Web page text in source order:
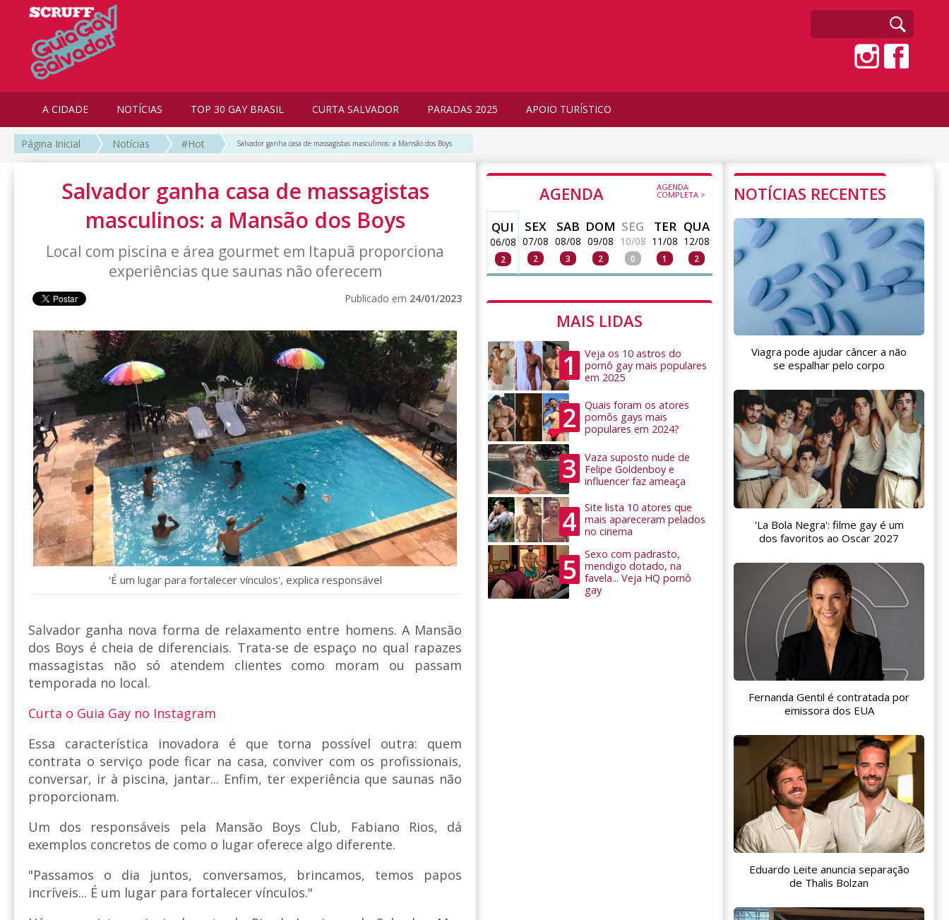
A CIDADE NOTÍCIAS TOP 30 GAY BRASIL CURTA SALVADOR PARADAS 2025 APOIO TURÍSTICO
Página Inicial Notícias #Hot Salvador ganha casa de massagistas masculinos: a Mansão dos Boys
Salvador ganha casa de massagistas
masculinos: a Mansão dos Boys
Local com piscina e área gourmet em Itapuã proporciona
experiências que saunas não oferecem
Publicado em 24/01/2023
'É um lugar para fortalecer vínculos', explica responsável
Salvador ganha nova forma de relaxamento entre homens. A Mansão
dos Boys é cheia de diferenciais. Trata-se de espaço no qual rapazes
massagistas não só atendem clientes como moram ou passam
temporada no local.
Curta o Guia Gay no Instagram
Essa característica inovadora é que torna possível outra: quem
contrata o serviço pode ficar na casa, conviver com os profissionais,
conversar, ir à piscina, jantar... Enfim, ter experiência que saunas não
proporcionam.
Um dos responsáveis pela Mansão Boys Club, Fabiano Rios, dá
exemplos concretos de como o lugar oferece algo diferente.
"Passamos o dia juntos, conversamos, brincamos, temos papos
incríveis... É um lugar para fortalecer vínculos."
AGENDA AGENDA
COMPLETA >
QUI
06/08
2
SEX
07/08
2
SAB
08/08
3
DOM
09/08
2
SEG
10/08
0
TER
11/08
1
QUA
12/08
2
MAIS LIDAS
1
Veja os 10 astros do
pornô gay mais populares
em 2025
2
Quais foram os atores
pornôs gays mais
populares em 2024?
3
Vaza suposto nude de
Felipe Goldenboy e
influencer faz ameaça
4
Site lista 10 atores que
mais apareceram pelados
no cinema
5
Sexo com padrasto,
mendigo dotado, na
favela... Veja HQ pornô
gay
NOTÍCIAS RECENTES
Viagra pode ajudar câncer a não
se espalhar pelo corpo
'La Bola Negra': filme gay é um
dos favoritos ao Oscar 2027
Fernanda Gentil é contratada por
emissora dos EUA
Eduardo Leite anuncia separação
de Thalis Bolzan